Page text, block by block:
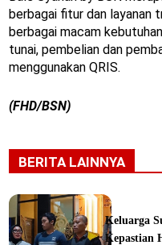
berbagai fitur dan layanan
berbagai macam
tunai, pembelian dan
menggunakan QRIS.
(FHD/BSN)
BERITA LAINNYA
Keluarga
Kepastian